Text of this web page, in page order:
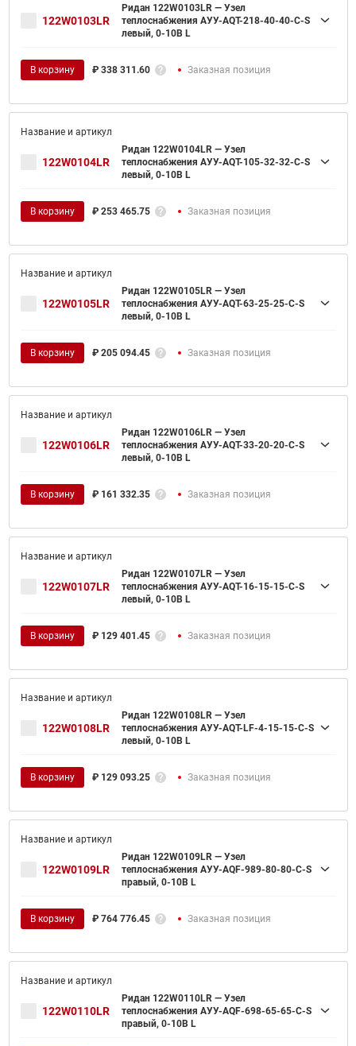
122W0103LR
Ридан 122W0103LR — Узел
теплоснабжения АУУ-AQT-218-40-40-C-S
левый, 0-10В L
В корзину ₽ 338 311.60 Заказная позиция
122W0104LR
Ридан 122W0104LR — Узел
теплоснабжения АУУ-AQT-105-32-32-C-S
левый, 0-10В L
В корзину ₽ 253 465.75 Заказная позиция
122W0105LR
Ридан 122W0105LR — Узел
теплоснабжения АУУ-AQT-63-25-25-C-S
левый, 0-10В L
В корзину ₽ 205 094.45 Заказная позиция
122W0106LR
Ридан 122W0106LR — Узел
теплоснабжения АУУ-AQT-33-20-20-C-S
левый, 0-10В L
В корзину ₽ 161 332.35 Заказная позиция
122W0107LR
Ридан 122W0107LR — Узел
теплоснабжения АУУ-AQT-16-15-15-C-S
левый, 0-10В L
В корзину ₽ 129 401.45 Заказная позиция
122W0108LR
Ридан 122W0108LR — Узел
теплоснабжения АУУ-AQT-LF-4-15-15-C-S
левый, 0-10В L
В корзину ₽ 129 093.25 Заказная позиция
122W0109LR
Ридан 122W0109LR — Узел
теплоснабжения АУУ-AQF-989-80-80-C-S
правый, 0-10В L
В корзину ₽ 764 776.45 Заказная позиция
122W0110LR
Ридан 122W0110LR — Узел
теплоснабжения АУУ-AQF-698-65-65-C-S
правый, 0-10В L